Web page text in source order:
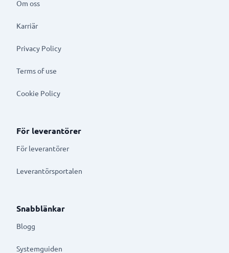
Om oss
Karriär
Privacy Policy
Terms of use
Cookie Policy
För leverantörer
För leverantörer
Leverantörsportalen
Snabblänkar
Blogg
Systemguiden